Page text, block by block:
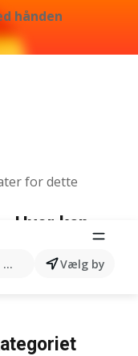
hånden
Vælg by
for dette
Hvor kan